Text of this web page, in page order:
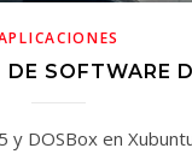
SOFTWARE
y DOSBox en